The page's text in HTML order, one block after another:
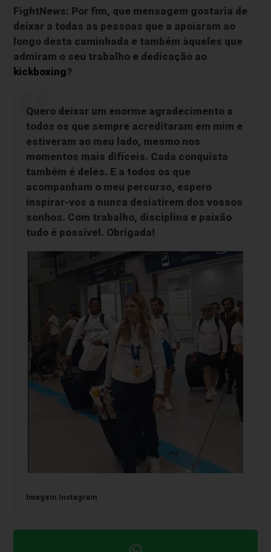
FightNews: Por fim, que mensagem gostaria de
deixar a todas as pessoas que a apoiaram ao
longo desta caminhada e também àqueles que
admiram o seu trabalho e dedicação ao
kickboxing?
Quero deixar um enorme agradecimento a
todos os que sempre acreditaram em mim e
estiveram ao meu lado, mesmo nos
momentos mais difíceis. Cada conquista
também é deles. E a todos os que
acompanham o meu percurso, espero
inspirar-vos a nunca desistirem dos vossos
sonhos. Com trabalho, disciplina e paixão
tudo é possível. Obrigada!
Imagem Instagram